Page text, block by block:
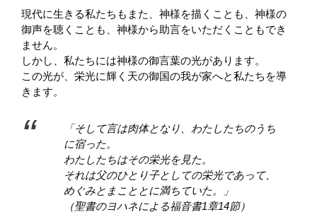
現代に生きる私たちもまた、神様を描くことも、神様の
御声を聴くことも、神様から助言をいただくこともでき
ません。
しかし、私たちには神様の御言葉の光があります。
この光が、栄光に輝く天の御国の我が家へと私たちを導
きます。
「そして言は肉体となり、わたしたちのうち
に宿った。
わたしたちはその栄光を見た。
それは父のひとり子としての栄光であって、
めぐみとまこととに満ちていた。」
（聖書のヨハネによる福音書1章14節）